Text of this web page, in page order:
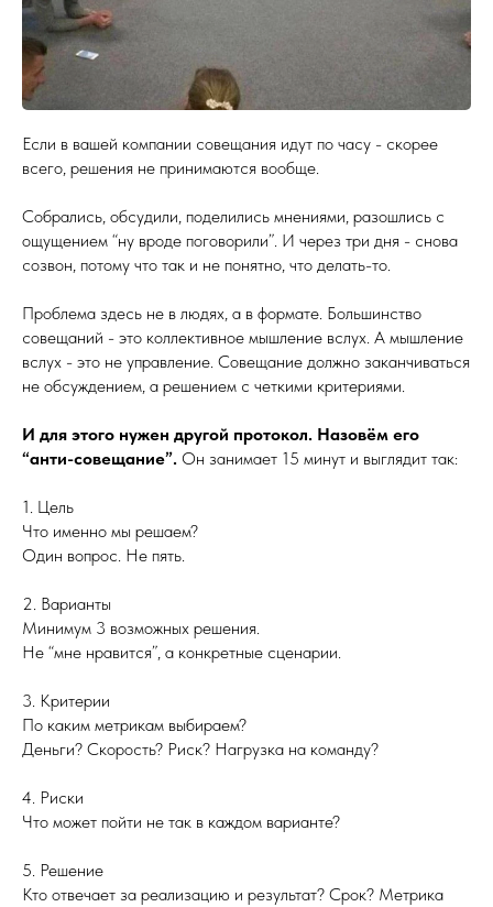
Если в вашей компании совещания идут по часу - скорее
всего, решения не принимаются вообще.
Собрались, обсудили, поделились мнениями, разошлись с
ощущением “ну вроде поговорили”. И через три дня - снова
созвон, потому что так и не понятно, что делать-то.
Проблема здесь не в людях, а в формате. Большинство
совещаний - это коллективное мышление вслух. А мышление
вслух - это не управление. Совещание должно заканчиваться
не обсуждением, а решением с четкими критериями.
И для этого нужен другой протокол. Назовём его
“анти-совещание”. Он занимает 15 минут и выглядит так:
1. Цель
Что именно мы решаем?
Один вопрос. Не пять.
2. Варианты
Минимум 3 возможных решения.
Не “мне нравится”, а конкретные сценарии.
3. Критерии
По каким метрикам выбираем?
Деньги? Скорость? Риск? Нагрузка на команду?
4. Риски
Что может пойти не так в каждом варианте?
5. Решение
Кто отвечает за реализацию и результат? Срок? Метрика